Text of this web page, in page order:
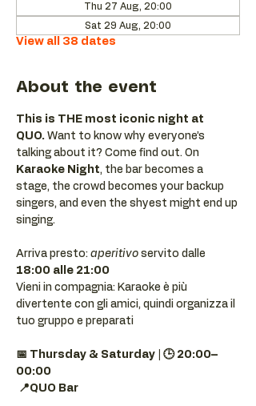
Thu 27 Aug, 20:00
Sat 29 Aug, 20:00
View all 38 dates
About the event
This is THE most iconic night at
QUO. Want to know why everyone’s
talking about it? Come find out. On
Karaoke Night, the bar becomes a
stage, the crowd becomes your backup
singers, and even the shyest might end up
singing.
Arriva presto: aperitivo servito dalle
18:00 alle 21:00
Vieni in compagnia: Karaoke è più
divertente con gli amici, quindi organizza il
tuo gruppo e preparati
📅 Thursday & Saturday | 🕒 20:00–
00:00
📍QUO Bar